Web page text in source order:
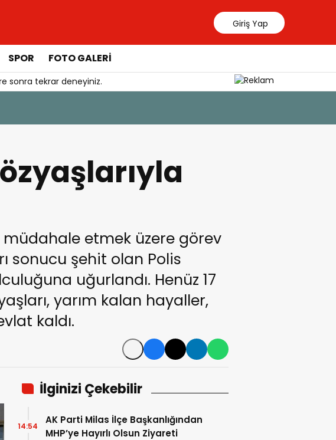
Giriş Yap
SPOR FOTO GALERİ
sonra tekrar deneyiniz.
müdahale etmek üzere görev
sonucu şehit olan Polis
uğurlandı. Henüz 17
yarım kalan hayaller,
kaldı.
İlginizi Çekebilir
AK Parti Milas İlçe Başkanlığından
MHP’ye Hayırlı Olsun Ziyareti
14:54